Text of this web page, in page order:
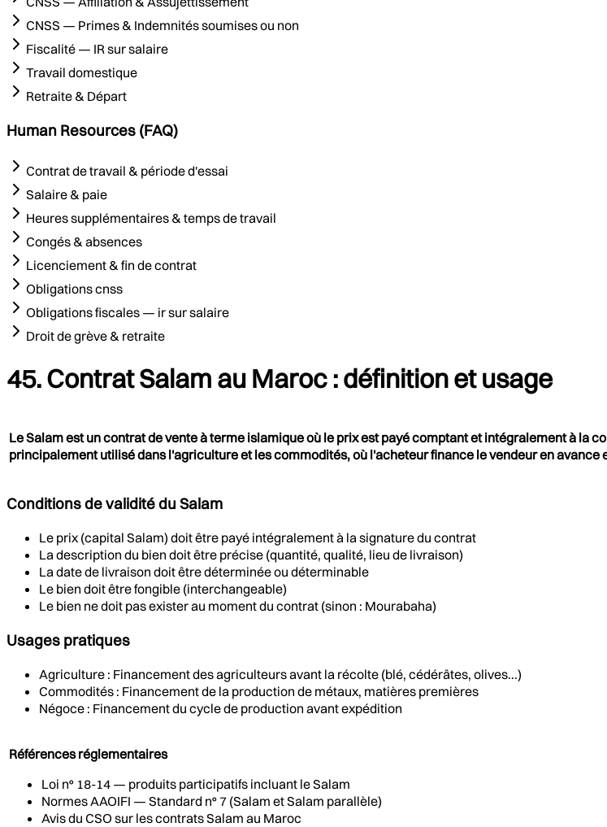
CNSS — Primes & Indemnités soumises ou non
Fiscalité — IR sur salaire
Travail domestique
Retraite & Départ
Human Resources (FAQ)
Contrat de travail & période d'essai
Salaire & paie
Heures supplémentaires & temps de travail
Congés & absences
Licenciement & fin de contrat
Obligations cnss
Obligations fiscales — ir sur salaire
Droit de grève & retraite
45. Contrat Salam au Maroc : définition et usage
Le Salam est un contrat de vente à terme islamique où le prix est payé comptant et intégralement à la
principalement utilisé dans l'agriculture et les commodités, où l'acheteur finance le vendeur en avance
Conditions de validité du Salam
Le prix (capital Salam) doit être payé intégralement à la signature du contrat
La description du bien doit être précise (quantité, qualité, lieu de livraison)
La date de livraison doit être déterminée ou déterminable
Le bien doit être fongible (interchangeable)
Le bien ne doit pas exister au moment du contrat (sinon : Mourabaha)
Usages pratiques
Agriculture : Financement des agriculteurs avant la récolte (blé, cédérâtes, olives...)
Commodités : Financement de la production de métaux, matières premières
Négoce : Financement du cycle de production avant expédition
Références réglementaires
Loi n° 18-14 — produits participatifs incluant le Salam
Normes AAOIFI — Standard n° 7 (Salam et Salam parallèle)
Avis du CSO sur les contrats Salam au Maroc